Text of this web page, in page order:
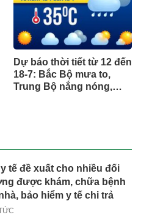
Dự báo thời tiết từ 12 đến
18-7: Bắc Bộ mưa to,
Trung Bộ nắng nóng,
y tế đề xuất cho nhiều đối
được khám, chữa bệnh
bảo hiểm y tế chi trả